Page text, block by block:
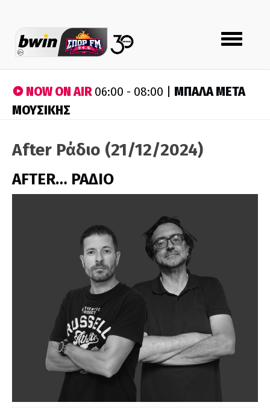
Toggle
navigation
NOW ON AIR06:00 - 08:00 | ΜΠΑΛΑ ΜΕΤΑ
ΜΟΥΣΙΚΗΣ
After Ράδιο (21/12/2024)
AFTER… ΡΑΔΙΟ